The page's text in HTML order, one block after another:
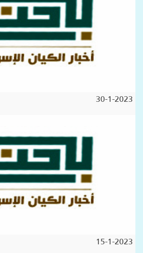
30-1-2023
15-1-2023